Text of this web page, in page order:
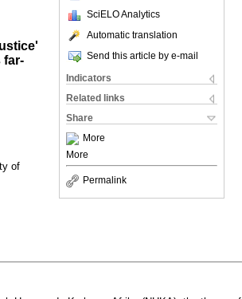
SciELO Analytics
Automatic translation
Send this article by e-mail
Indicators
Related links
Share
More
More
Permalink
far-
of